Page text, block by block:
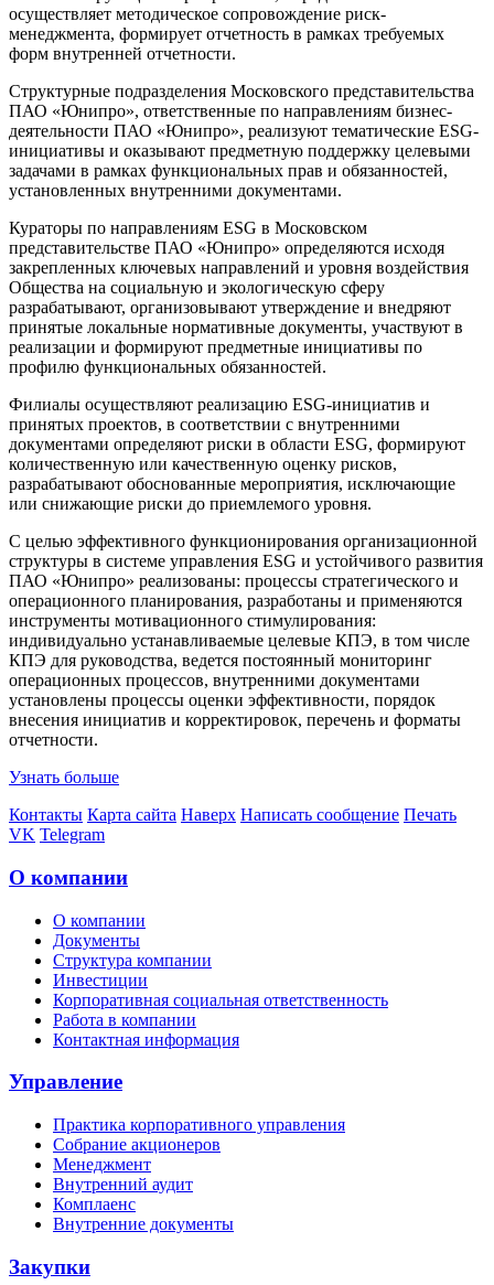
осуществляет методическое сопровождение риск-
менеджмента, формирует отчетность в рамках требуемых
форм внутренней отчетности.
Структурные подразделения Московского представительства
ПАО «Юнипро», ответственные по направлениям бизнес-
деятельности ПАО «Юнипро», реализуют тематические ESG-
инициативы и оказывают предметную поддержку целевыми
задачами в рамках функциональных прав и обязанностей,
установленных внутренними документами.
Кураторы по направлениям ESG в Московском
представительстве ПАО «Юнипро» определяются исходя
закрепленных ключевых направлений и уровня воздействия
Общества на социальную и экологическую сферу
разрабатывают, организовывают утверждение и внедряют
принятые локальные нормативные документы, участвуют в
реализации и формируют предметные инициативы по
профилю функциональных обязанностей.
Филиалы осуществляют реализацию ESG-инициатив и
принятых проектов, в соответствии с внутренними
документами определяют риски в области ESG, формируют
количественную или качественную оценку рисков,
разрабатывают обоснованные мероприятия, исключающие
или снижающие риски до приемлемого уровня.
С целью эффективного функционирования организационной
структуры в системе управления ESG и устойчивого развития
ПАО «Юнипро» реализованы: процессы стратегического и
операционного планирования, разработаны и применяются
инструменты мотивационного стимулирования:
индивидуально устанавливаемые целевые КПЭ, в том числе
КПЭ для руководства, ведется постоянный мониторинг
операционных процессов, внутренними документами
установлены процессы оценки эффективности, порядок
внесения инициатив и корректировок, перечень и форматы
отчетности.
Узнать больше
Контакты Карта сайта Наверх Написать сообщение Печать
VK Telegram
О компании
О компании
Документы
Структура компании
Инвестиции
Корпоративная социальная ответственность
Работа в компании
Контактная информация
Управление
Практика корпоративного управления
Собрание акционеров
Менеджмент
Внутренний аудит
Комплаенс
Внутренние документы
Закупки